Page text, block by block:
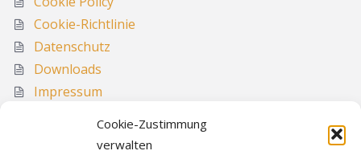
Cookie-Zustimmung
verwalten
Cookie-Richtlinie
Datenschutz
Downloads
Impressum